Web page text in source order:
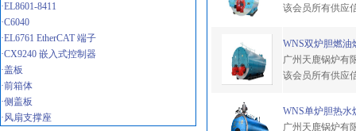
·EL8601-8411
·C6040
·EL6761 EtherCAT 端子
·CX9240 嵌入式控制器
·盖板
·前箱体
·侧盖板
·风扇支撑座
该会员所有供应
WNS双炉胆燃油
广州天鹿锅炉有
该会员所有供应
WNS单炉胆热水
广州天鹿锅炉有